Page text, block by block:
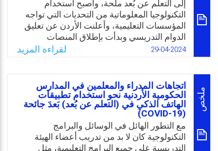
التعليمية. وعليه تمثلت مشكلة الدراسة في
ضرورة التحقق من متطلبات توظيف الذكاء
الاصطناعي في العملية التعليمية من وجهة نظر
معلمي محافظة معان الأردنية.
إلى التعلم عن بُعد ملحة، وأصبح استخدام
التكنولوجيا المعلوماتية من التحديات التي تواجه
المؤسسات التعليمية، وأعلنت الأردن عن تعليق
الدوام التدريسي وبدأت بإطلاق المنصات
التعليمية عبر الإنترنت كمنصة “نورسبيس”،
وقامت الوزارة بنقل محتوى هذه المنصة على
شاشة التلفاز، وأطلقت منصة مطورة بإسم
“درسك” وهي منصة مجانية توفر للطلبة من
الصف الأول وحتى الثاني ثانوي دروسًا تعليمية
من خلال مقاطع فيديو وبجميع المناهج المدرسية.
ومع ذلك، ظهر نوع من عدم الرضا والارباك
والقلق لدى كل من أولياء الأمور والمعلمين
والطلبة والمعلمين نتيجة الانتقال إلى التعلم بُعد،
29-04-2024 لقراءة المزيد
ملخص
اتجاهات المدراء والمعلمين في المدارس
الحكومية الأردنية نحو استخدام تطبيقات
الهاتف الذكي في (التعلم عن بُعد) بَعدَ جائحة
(COVID-19)
مع التطور الهائل في الوسائل والبرامج
التكنولوجية كان لا بد من تدريب أعضاء الهيئة